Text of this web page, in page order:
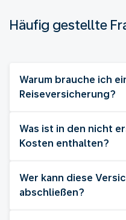
Häufig gestellte
Warum brauche ich
Reiseversicherung?
Was ist in den nicht
Kosten enthalten?
Wer kann diese
abschließen?